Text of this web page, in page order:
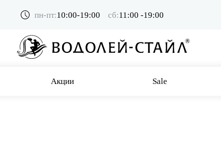
пн-пт:10:00-19:00 сб:11:00 -19:00
Акции Sale